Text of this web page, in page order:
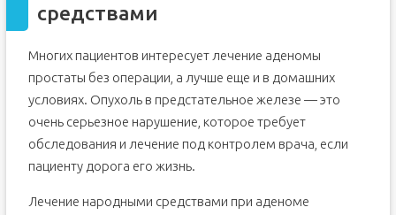
средствами
Многих пациентов интересует лечение аденомы
простаты без операции, а лучше еще и в домашних
условиях. Опухоль в предстательное железе — это
очень серьезное нарушение, которое требует
обследования и лечение под контролем врача, если
пациенту дорога его жизнь.
Лечение народными средствами при аденоме